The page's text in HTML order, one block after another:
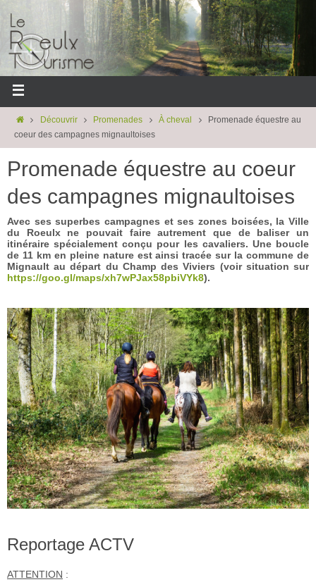
Découvrir Promenades À cheval
Promenade équestre au
coeur des campagnes mignaultoises
Promenade équestre au coeur
des campagnes mignaultoises
Avec ses superbes campagnes et ses zones boisées, la Ville
du Roeulx ne pouvait faire autrement que de baliser un
itinéraire spécialement conçu pour les cavaliers. Une boucle
de 11 km en pleine nature est ainsi tracée sur la commune de
Mignault au départ du Champ des Viviers (voir situation sur
https://goo.gl/maps/xh7wPJax58pbiVYk8).
Reportage ACTV
ATTENTION :